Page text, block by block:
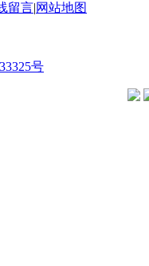
留言 网站地图
号